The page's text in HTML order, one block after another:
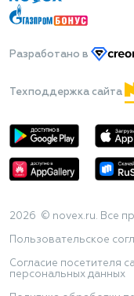
Разработано в
Техподдержка сайта
2026 © novex.ru. Все
Пользовательское
Согласие посетителя
персональных данных